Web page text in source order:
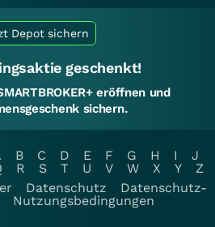
Depot sichern
geschenkt!
eröffnen und
sichern.
B C D E F G H I
J
R S T U V W X Y
Z
Datenschutz
Datenschutz-
Nutzungsbedingungen